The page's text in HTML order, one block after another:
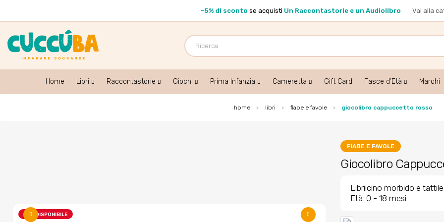
-5% di sconto se acquisti Un Raccontastorie e un Audiolibro Vai alla
Home Libri Raccontastorie Giochi Prima Infanzia Cameretta Gift Card Fasce d’Età Marchi
home libri fiabe e favole giocolibro cappuccetto rosso
NON DISPONIBILE
FIABE E FAVOLE
Giocolibro
Libriicino morbido e tattile
Età: 0 - 18 mesi